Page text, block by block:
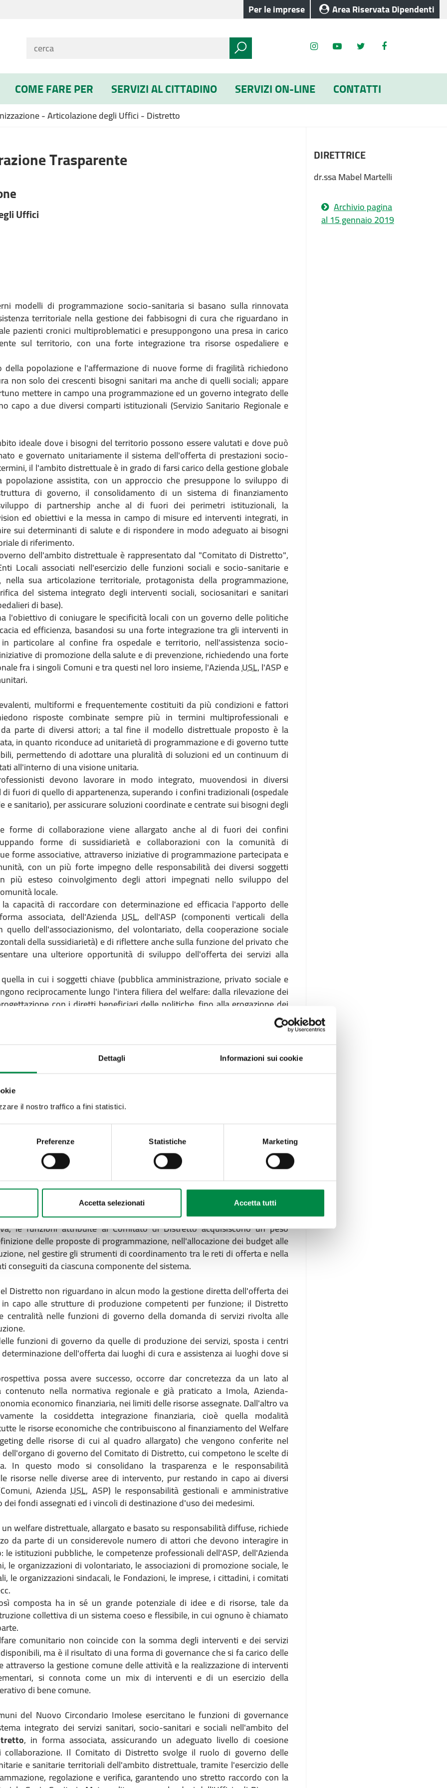
Dettagli Informazioni sui cookie
il nostro traffico a fini statistici.
Preferenze Statistiche Marketing
Accetta selezionati Accetta tutti
Per le imprese Area Riservata Dipendenti
COME FARE PER SERVIZI AL CITTADINO SERVIZI ON-LINE CONTATTI
- Articolazione degli Uffici - Distretto
Trasparente
Uffici
modelli di programmazione socio-sanitaria si basano sulla rinnovata
territoriale nella gestione dei fabbisogni di cura che riguardano in
pazienti cronici multiproblematici e presuppongono una presa in carico
sul territorio, con una forte integrazione tra risorse ospedaliere e
della popolazione e l'affermazione di nuove forme di fragilità richiedono
non solo dei crescenti bisogni sanitari ma anche di quelli sociali; appare
mettere in campo una programmazione ed un governo integrato delle
capo a due diversi comparti istituzionali (Servizio Sanitario Regionale e
ideale dove i bisogni del territorio possono essere valutati e dove può
e governato unitariamente il sistema dell'offerta di prestazioni socio-
il l'ambito distrettuale è in grado di farsi carico della gestione globale
popolazione assistita, con un approccio che presuppone lo sviluppo di
di governo, il consolidamento di un sistema di finanziamento
di partnership anche al di fuori dei perimetri istituzionali, la
ed obiettivi e la messa in campo di misure ed interventi integrati, in
sui determinanti di salute e di rispondere in modo adeguato ai bisogni
di riferimento.
dell'ambito distrettuale è rappresentato dal "Comitato di Distretto",
Locali associati nell'esercizio delle funzioni sociali e socio-sanitarie e
nella sua articolazione territoriale, protagonista della programmazione,
del sistema integrato degli interventi sociali, sociosanitari e sanitari
di base).
l'obiettivo di coniugare le specificità locali con un governo delle politiche
ed efficienza, basandosi su una forte integrazione tra gli interventi in
particolare al confine fra ospedale e territorio, nell'assistenza socio-
di promozione della salute e di prevenzione, richiedendo una forte
fra i singoli Comuni e tra questi nel loro insieme, l'AziendaUSL, l'ASP e
multiformi e frequentemente costituiti da più condizioni e fattori
risposte combinate sempre più in termini multiprofessionali e
parte di diversi attori; a tal fine il modello distrettuale proposto è la
in quanto riconduce ad unitarietà di programmazione e di governo tutte
permettendo di adottare una pluralità di soluzioni ed un continuum di
all'interno di una visione unitaria.
devono lavorare in modo integrato, muovendosi in diversi
di fuori di quello di appartenenza, superando i confini tradizionali (ospedale
e sanitario), per assicurare soluzioni coordinate e centrate sui bisogni degli
forme di collaborazione viene allargato anche al di fuori dei confini
forme di sussidiarietà e collaborazioni con la comunità di
forme associative, attraverso iniziative di programmazione partecipata e
con un più forte impegno delle responsabilità dei diversi soggetti
più esteso coinvolgimento degli attori impegnati nello sviluppo del
locale.
capacità di raccordare con determinazione ed efficacia l'apporto delle
associata, dell'AziendaUSL, dell'ASP (componenti verticali della
quello dell'associazionismo, del volontariato, della cooperazione sociale
della sussidiarietà) e di riflettere anche sulla funzione del privato che
una ulteriore opportunità di sviluppo dell'offerta dei servizi alla
in cui i soggetti chiave (pubblica amministrazione, privato sociale e
reciprocamente lungo l'intera filiera del welfare: dalla rilevazione dei
con i diretti beneficiari delle politiche, fino alla erogazione dei
coinvolgere attivamente famiglie e cittadini, destinatari ultimi degli
a concretizzare sempre più il loro protagonismo nelle decisioni che
salute o quella dei loro cari, stimolando forme di cittadinanza attiva e
in modo inclusivo, aggregando tutte le componenti della comunità per il
politiche distrettuali sono: 1) la prossimità delle cure, cioè la
risposte il più possibile vicino ai luoghi di vita delle persone, in modo da
rendere più facilmente individuabili i luoghi dove ottenere le risposte,
bisogni, e rendere la comunità più partecipe dei processi di cura; 2) la
ovvero il coordinamento degli interventi nello spazio e nel tempo, a
dei passaggi tra differenti ambiti, di riduzione della frammentarietà e della
costruzione di relazioni fiduciali, in modo tale da non avere interruzioni o
nei trattamenti o nei professionisti che assistono; questi principi, a
quota di pazienti cronici e socialmente fragili assumono un rilievo del
le funzioni attribuite al Comitato di Distretto acquisiscono un peso
delle proposte di programmazione, nell'allocazione dei budget alle
nel gestire gli strumenti di coordinamento tra le reti di offerta e nella
conseguiti da ciascuna componente del sistema.
Distretto non riguardano in alcun modo la gestione diretta dell'offerta dei
capo alle strutture di produzione competenti per funzione; il Distretto
centralità nelle funzioni di governo della domanda di servizi rivolta alle
funzioni di governo da quelle di produzione dei servizi, sposta i centri
dell'offerta dai luoghi di cura e assistenza ai luoghi dove si
possa avere successo, occorre dar concretezza da un lato al
contenuto nella normativa regionale e già praticato a Imola, Azienda-
economico finanziaria, nei limiti delle risorse assegnate. Dall'altro va
la cosiddetta integrazione finanziaria, cioè quella modalità
le risorse economiche che contribuiscono al finanziamento del Welfare
delle risorse di cui al quadro allargato) che vengono conferite nel
di governo del Comitato di Distretto, cui competono le scelte di
In questo modo si consolidano la trasparenza e le responsabilità
risorse nelle diverse aree di intervento, pur restando in capo ai diversi
AziendaUSL, ASP) le responsabilità gestionali e amministrative
fondi assegnati ed i vincoli di destinazione d'uso dei medesimi.
welfare distrettuale, allargato e basato su responsabilità diffuse, richiede
da parte di un considerevole numero di attori che devono interagire in
istituzioni pubbliche, le competenze professionali dell'ASP, dell'Azienda
le organizzazioni di volontariato, le associazioni di promozione sociale, le
le organizzazioni sindacali, le Fondazioni, le imprese, i cittadini, i comitati
composta ha in sé un grande potenziale di idee e di risorse, tale da
collettiva di un sistema coeso e flessibile, in cui ognuno è chiamato
comunitario non coincide con la somma degli interventi e dei servizi
ma è il risultato di una forma di governance che si fa carico delle
attraverso la gestione comune delle attività e la realizzazione di interventi
si connota come un mix di interventi e di un esercizio della
di bene comune.
del Nuovo Circondario Imolese esercitano le funzioni di governance
integrato dei servizi sanitari, socio-sanitari e sociali nell'ambito del
, in forma associata, assicurando un adeguato livello di coesione
Il Comitato di Distretto svolge il ruolo di governo delle
e sanitarie territoriali dell'ambito distrettuale, tramite l'esercizio delle
regolazione e verifica, garantendo uno stretto raccordo con la
DIRETTRICE
dr.ssa Mabel Martelli
Archivio pagina
al 15 gennaio 2019